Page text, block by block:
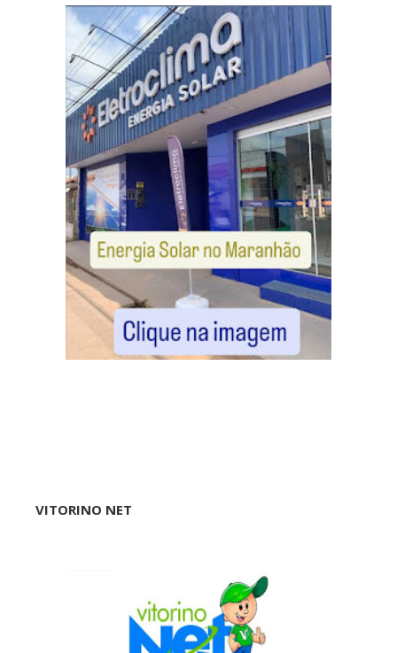
VITORINO NET